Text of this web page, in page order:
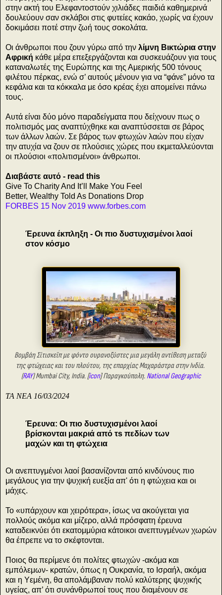
στην ακτή του Ελεφαντοστούν χιλιάδες παιδιά καθημερινά
δουλεύουν σαν σκλάβοι στις φυτείες κακάο, χωρίς να έχουν
δοκιμάσει ποτέ στην ζωή τους σοκολάτα.
Οι άνθρωποι που ζουν γύρω από την λίμνη Βικτώρια στην
Αφρική κάθε μέρα επεξεργάζονται και συσκευάζουν για τους
καταναλωτές της Ευρώπης και της Αμερικής 500 τόνους
φιλέτου πέρκας, ενώ σ’ αυτούς μένουν για να “φάνε” μόνο τα
κεφάλια και τα κόκκαλα με όσο κρέας έχει απομείνει πάνω
τους.
Αυτά είναι δύο μόνο παραδείγματα που δείχνουν πως ο
πολιτισμός μας αναπτύχθηκε και αναπτύσσεται σε βάρος
των άλλων λαών. Σε βάρος των φτωχών λαών που είχαν
την ατυχία να ζουν σε πλούσιες χώρες που εκμεταλλεύονται
οι πλούσιοι «πολιτισμένοι» άνθρωποι.
Διαβάστε αυτό - read this
Give To Charity And It’ll Make You Feel
Better, Wealthy Told As Donations Drop
FORBES 15 Nov 2019 www.forbes.com
Έρευνα έκπληξη - Οι πιο δυστυχισμένοι λαοί
στον κόσμο
Βομβάη Σίτισκεϊπ με φόντο ουρανοξύστεςμια μεγάλη αντίθεση μεταξύ
της φτώχειαςκαι του πλούτου, της επαρχίας Μαχαράστρα στην Ινδία.
(RAY)Mumbai City, India. [icon] Παραγκούπολη. National Geographic
TA NEA 16/03/2024
Έρευνα: Οι πιο δυστυχισμένοι λαοί
βρίσκονται μακριά από τs πεδίων των
μαχών και τη φτώχεια
Οι ανεπτυγμένοι λαοί βασανίζονται από κινδύνους πιο
μεγάλους για την ψυχική ευεξία απ' ότι η φτώχεια και οι
μάχες.
Το «υπάρχουν και χειρότερα», ίσως να ακούγεται για
πολλούς ακόμα και μίζερο, αλλά πρόσφατη έρευνα
καταδεικνύει ότι εκατομμύρια κάτοικοι ανεπτυγμένων χωρών
θα έπρεπε να το σκέφτονται.
Ποιος θα περίμενε ότι πολίτες φτωχών -ακόμα και
εμπόλεμων- κρατών, όπως η Ουκρανία, το Ισραήλ, ακόμα
και η Υεμένη, θα απολάμβαναν πολύ καλύτερης ψυχικής
υγείας, απ’ ότι συνάνθρωποί τους που διαμένουν σε